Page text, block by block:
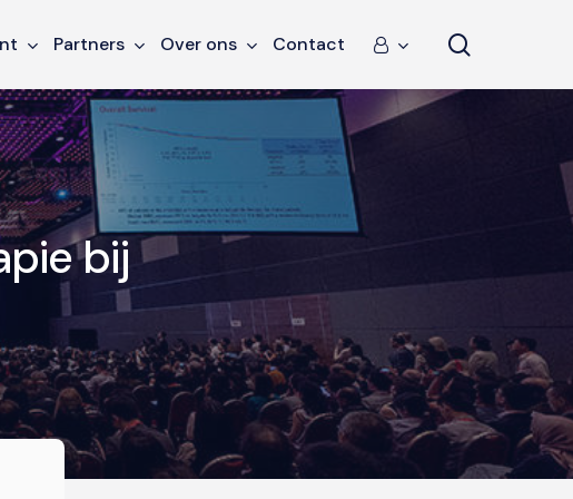
Partners Over ons Contact
bij